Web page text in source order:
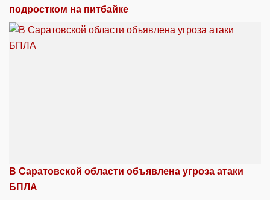
подростком на питбайке
В Саратовской области объявлена угроза атаки
БПЛА